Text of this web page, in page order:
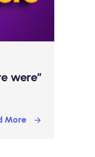
were”
More